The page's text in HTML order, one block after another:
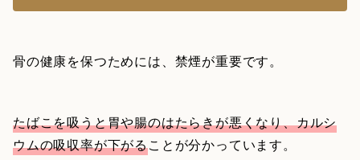
骨の健康を保つためには、禁煙が重要です。
たばこを吸うと胃や腸のはたらきが悪くなり、カルシ
ウムの吸収率が下がることが分かっています。